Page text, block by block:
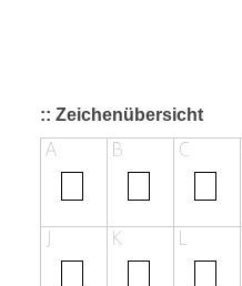
:: Zeichenübersicht